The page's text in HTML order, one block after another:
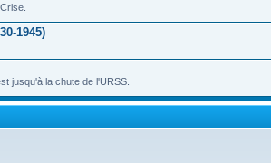
1945)
jusqu'à la chute de l'URSS.